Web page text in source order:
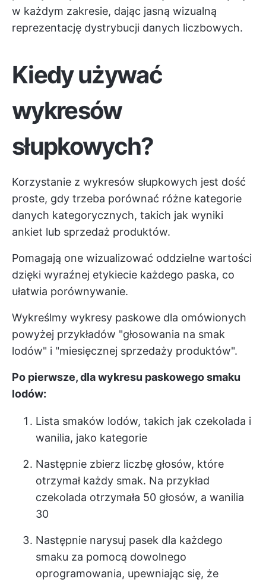
w każdym zakresie, dając jasną wizualną
reprezentację dystrybucji danych liczbowych.
Kiedy używać
wykresów
słupkowych?
Korzystanie z wykresów słupkowych jest dość
proste, gdy trzeba porównać różne kategorie
danych kategorycznych, takich jak wyniki
ankiet lub sprzedaż produktów.
Pomagają one wizualizować oddzielne wartości
dzięki wyraźnej etykiecie każdego paska, co
ułatwia porównywanie.
Wykreślmy wykresy paskowe dla omówionych
powyżej przykładów "głosowania na smak
lodów" i "miesięcznej sprzedaży produktów".
Po pierwsze, dla wykresu paskowego smaku
lodów:
Lista smaków lodów, takich jak czekolada i
wanilia, jako kategorie
Następnie zbierz liczbę głosów, które
otrzymał każdy smak. Na przykład
czekolada otrzymała 50 głosów, a wanilia
30
Następnie narysuj pasek dla każdego
smaku za pomocą dowolnego
oprogramowania, upewniając się, że